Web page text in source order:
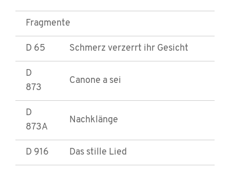
Fragmente
D 65 Schmerz verzerrt ihr Gesicht
D
873
Canone a sei
D
873A
Nachklänge
D 916 Das stille Lied